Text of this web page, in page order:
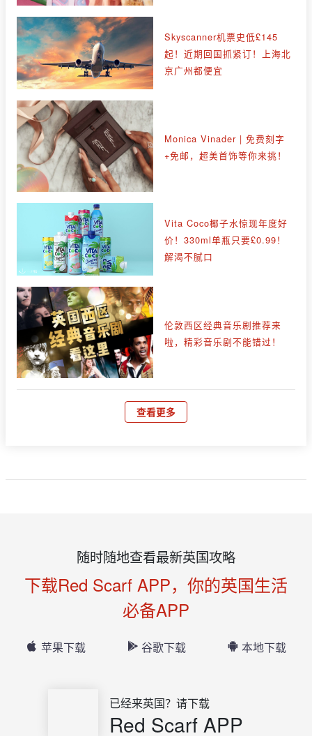
Skyscanner机票史低£145
起！近期回国抓紧订！上海北
京广州都便宜
Monica Vinader | 免费刻字
+免邮，超美首饰等你来挑！
Vita Coco椰子水惊现年度好
价！330ml单瓶只要£0.99！
解渴不腻口
伦敦西区经典音乐剧推荐来
啦，精彩音乐剧不能错过！
查看更多
随时随地查看最新英国攻略
下载Red Scarf APP，你的英国生活
必备APP
苹果下载 谷歌下载 本地下载
已经来英国？请下载
Red Scarf APP